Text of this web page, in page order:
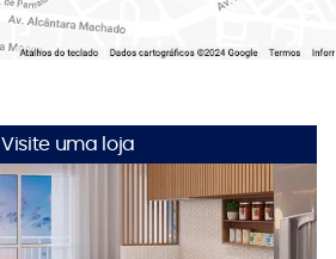
Visite uma loja